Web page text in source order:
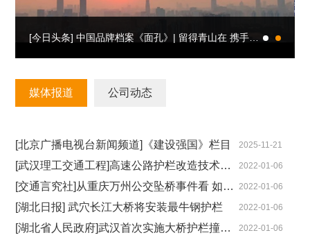
媒体报道 公司动态
[北京广播电视台新闻频道]《建设强国》栏目 2025-11-21
[武汉理工交通工程]高速公路护栏改造技术指南宣讲 2022-01-06
[交通言究社]从重庆万州公交坠桥事件看 如何提升桥梁护栏安全性 2022-01-06
[湖北日报] 武穴长江大桥将安装最牛钢护栏 2022-01-06
[湖北省人民政府]武汉首次实施大桥护栏撞击试验3种车辆高速撞击均未侧翻 2022-01-06